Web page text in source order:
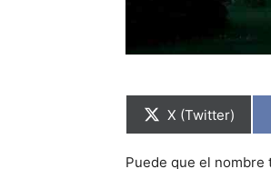
C
X (Twitter)
Puede que el